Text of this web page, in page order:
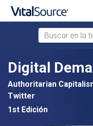
Saltar al contenido
Buscar en la
Digital
Authoritarian
Twitter
1st Edición